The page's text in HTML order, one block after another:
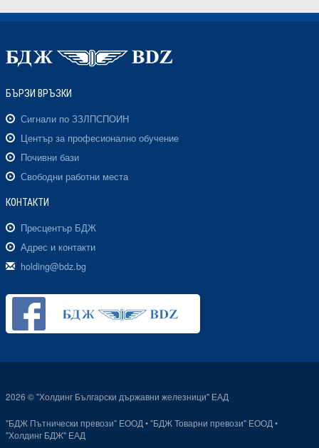
БЪРЗИ ВРЪЗКИ
Сигнали по ЗЗЛПСПОИН
Център за професионално обучение
Почивни бази
Свободни работни места
КОНТАКТИ
Пресцентър БДЖ
Адрес и контакти
holding@bdz.bg
2026 © "Холдинг Български държавни железници" ЕАД
"БДЖ Пътнически превози" ЕООД •"БДЖ Товарни превози" ЕООД •
"Холдинг БДЖ" ЕАД